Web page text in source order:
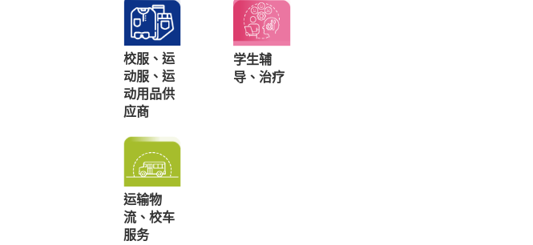
校服、运
动服、运
动用品供
应商
学生辅
导、治疗
运输物
流、校车
服务